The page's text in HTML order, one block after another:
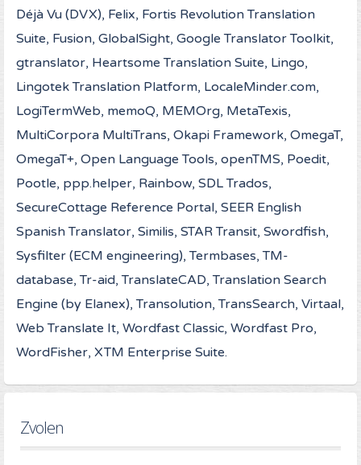
Déjà Vu (DVX), Felix, Fortis Revolution Translation
Suite, Fusion, GlobalSight, Google Translator Toolkit,
gtranslator, Heartsome Translation Suite, Lingo,
Lingotek Translation Platform, LocaleMinder.com,
LogiTermWeb, memoQ, MEMOrg, MetaTexis,
MultiCorpora MultiTrans, Okapi Framework, OmegaT,
OmegaT+, Open Language Tools, openTMS, Poedit,
Pootle, ppp.helper, Rainbow, SDL Trados,
SecureCottage Reference Portal, SEER English
Spanish Translator, Similis, STAR Transit, Swordfish,
Sysfilter (ECM engineering), Termbases, TM-
database, Tr-aid, TranslateCAD, Translation Search
Engine (by Elanex), Transolution, TransSearch, Virtaal,
Web Translate It, Wordfast Classic, Wordfast Pro,
WordFisher, XTM Enterprise Suite.
Zvolen